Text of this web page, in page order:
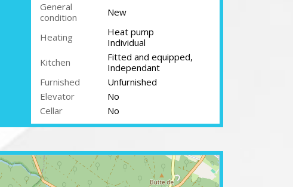
General
condition
New
Heating
Heat pump
Individual
Kitchen
Fitted and equipped,
Independant
Furnished
Unfurnished
Elevator
No
Cellar
No